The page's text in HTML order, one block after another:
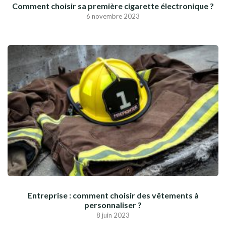
Comment choisir sa première cigarette électronique ?
6 novembre 2023
Entreprise : comment choisir des vêtements à
personnaliser ?
8 juin 2023